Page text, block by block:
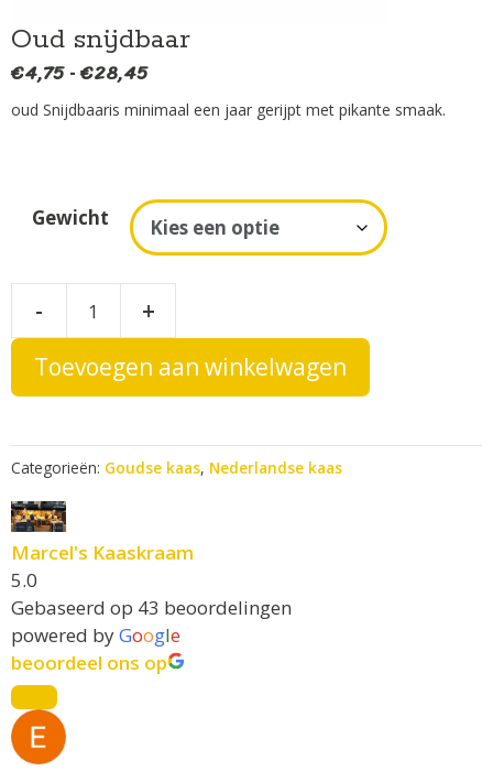
Oud snijdbaar
€4,75 - €28,45Prijsklasse:
€4,75
oud Snijdbaaris minimaal een jaar gerijpt met pikante smaak.
Gewicht
-
snijdbaar
aantal
+
Toevoegen aan winkelwagen
e
n
t
v
e
:
Categorieën: Goudse kaas, Nederlandse kaas
Marcel's Kaaskraam
5.0
Gebaseerd op 43 beoordelingen
powered byGoogle
beoordeel ons op